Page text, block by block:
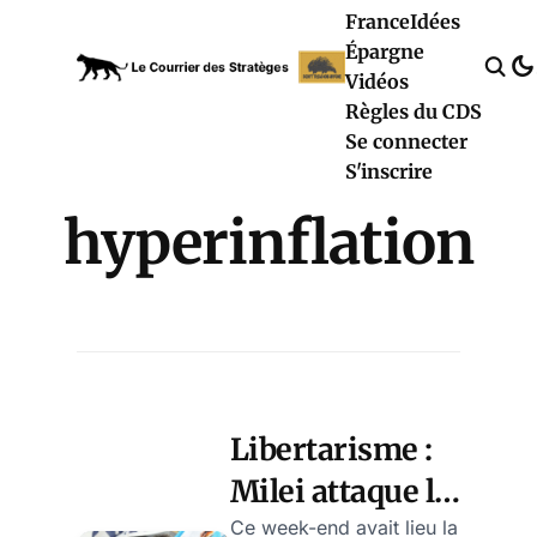
FranceIdées
Épargne
Vidéos
Règles du CDS
Se connecter
S'inscrire
hyperinflation
Libertarisme :
Milei attaque la
Ce week-end avait lieu la